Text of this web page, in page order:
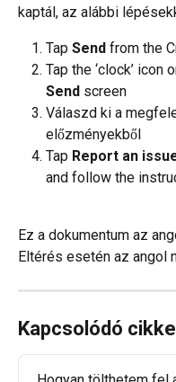
kaptál, az alábbi
Tap Send from the
Tap the ‘clock’
Send screen
Válaszd ki a
előzményekből
Tap Report an
and follow the
Ez a dokumentum az
Eltérés esetén az angol
Kapcsolódó